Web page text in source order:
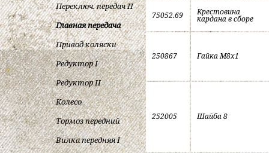
Переключ. передач II
Главная передача
Привод коляски
Редуктор I
Редуктор II
Колесо
Тормоз передний
Вилка передняя I
75052.69 Крестовина
кардана в сборе
250867 Гайка M8x1
252005 Шайба 8